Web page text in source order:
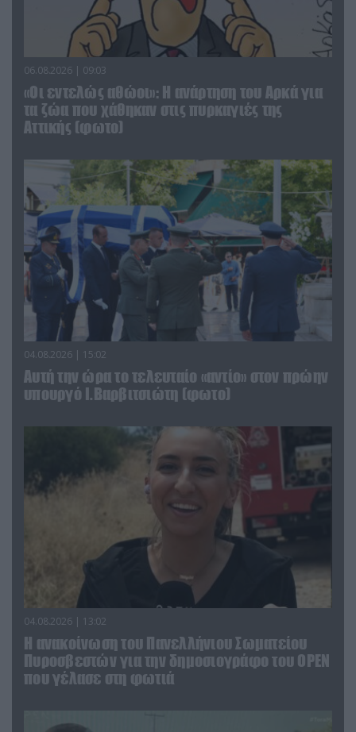
06.08.2026 | 09:03
«Οι εντελώς αθώοι»: Η ανάρτηση του Αρκά για
τα ζώα που χάθηκαν στις πυρκαγιές της
Αττικής (φωτο)
04.08.2026 | 15:02
Αυτή την ώρα το τελευταίο «αντίο» στον πρώην
υπουργό Ι.Βαρβιτσιώτη (φωτο)
04.08.2026 | 13:02
Η ανακοίνωση του Πανελλήνιου Σωματείου
Πυροσβεστών για την δημοσιογράφο του OPEN
που γέλασε στη φωτιά